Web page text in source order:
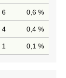
6 0,6 %
4 0,4 %
1 0,1 %